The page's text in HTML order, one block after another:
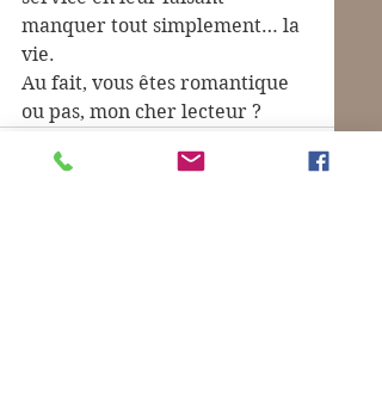
manquer tout simplement… la
vie.
Au fait, vous êtes romantique
ou pas, mon cher lecteur ?